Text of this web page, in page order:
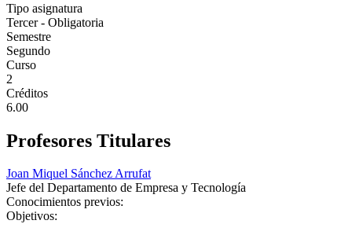
Tipo asignatura
Tercer - Obligatoria
Semestre
Segundo
Curso
2
Créditos
6.00
Profesores Titulares
Joan Miquel Sánchez Arrufat
Jefe del Departamento de Empresa y Tecnología
Conocimientos previos:
Objetivos: